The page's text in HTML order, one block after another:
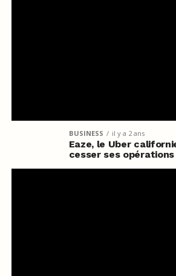
BUSINESS il y a 2 ans
Eaze, le Uber
cesser ses opérations